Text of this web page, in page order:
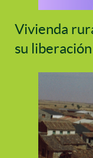
Vivienda
su